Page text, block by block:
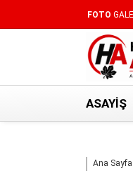
FOTO
ASAYIŞ
Ana Sayfa